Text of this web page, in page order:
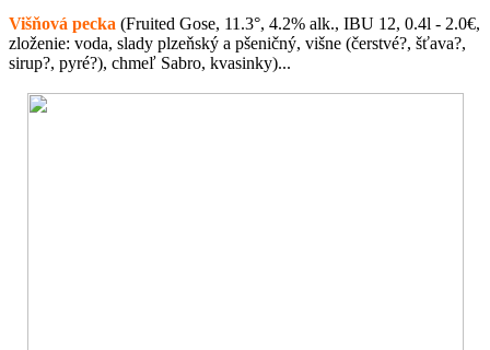
Višňová pecka (Fruited Gose, 11.3°, 4.2% alk., IBU 12, 0.4l - 2.0€,
zloženie: voda, slady plzeňský a pšeničný, višne (čerstvé?, šťava?,
sirup?, pyré?), chmeľ Sabro, kvasinky)...